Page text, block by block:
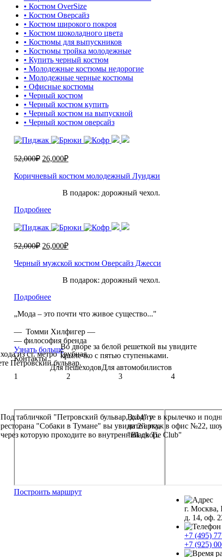
• Костюм OverSize
• Костюм Оверсайз
• Костюм широкого покроя
• Костюм шоколадного цвета
• Костюмы для выпускников
• Костюмы тройка молодежные
• Купить черный костюм
• Молодежные костюмы недорогие
• Молодежные черные костюмы
• Офисные костюмы
• Черный костюм
• Черный костюм купить
• Черный костюм на выпускной
• Черный костюм оверсайз
52,000₽ 26,000₽
Коричневый костюм молодежный Луиджи
В подарок: дорожный чехол.
Подробнее
52,000₽ 26,000₽
Черный мужской костюм Оверсайз Джесси
В подарок: дорожный чехол.
Подробнее
„Мода – это почти что живое существо..."
— Томми Хилфигер —
— философия бренда
Узнать больше
Контакты
Для пешеходовДля автомобилистов
из ст. метро Трубная
Петровский бульвар.
1
2
Под табличкой "Петровский бульвар, д.14" у
ресторана "Собаки в Тумане" вы увидите арку,
через которую проходите во внутренний двор.
Во дворе за белой решеткой вы увидите
крылечко с пятью ступеньками.
3 4
Входите в крылечко и
на 2й этаж в офис №22,
"Black Tie Club"
Построить маршрут
г. Москва,
д. 14, оф.
+7 (495)
+7 (925)